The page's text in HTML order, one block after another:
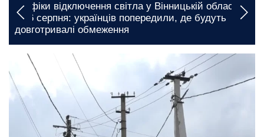
Графіки відключення світла у Вінницькій області
на 6 серпня: українців попередили, де будуть
довготривалі обмеження
14 червня, 15:15